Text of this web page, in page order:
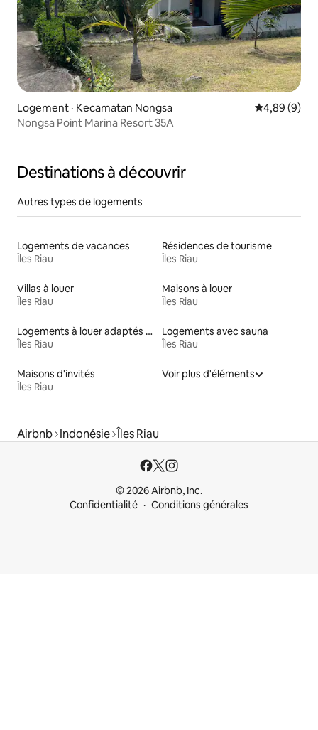
Logement · Kecamatan Nongsa Note
4,89 (9)
Nongsa Point Marina Resort 35A
Destinations à découvrir
Autres types de logements
Logements de vacances
Îles Riau
Résidences de tourisme
Îles Riau
Villas à louer
Îles Riau
Maisons à louer
Îles Riau
Logements à louer adaptés aux animaux
Îles Riau
Logements avec sauna
Îles Riau
Maisons d'invités
Îles Riau
Voir plus d'éléments
Airbnb Indonésie Îles Riau
© 2026 Airbnb, Inc.
Confidentialité
Conditions générales